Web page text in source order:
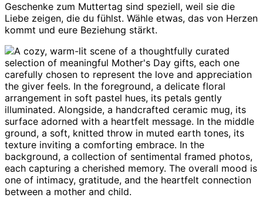
Geschenke zum Muttertag sind speziell, weil sie die
Liebe zeigen, die du fühlst. Wähle etwas, das von Herzen
kommt und eure Beziehung stärkt.